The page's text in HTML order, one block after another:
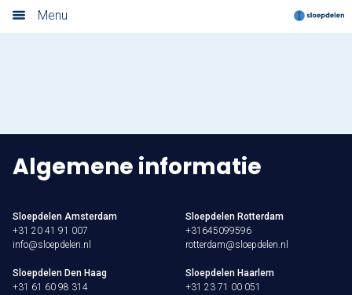
Menu
Locaties
Utrecht
Rotterdam
Nieuwsoverzicht
Algemene informatie
Sloepdelen Amsterdam
+31 20 41 91 007
info@sloepdelen.nl
Sloepdelen Rotterdam
+31645099596
rotterdam@sloepdelen.nl
Sloepdelen Den Haag
+31 61 60 98 314
Sloepdelen Haarlem
+31 23 71 00 051